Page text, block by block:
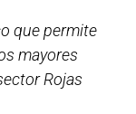
que permite
mayores
Rojas